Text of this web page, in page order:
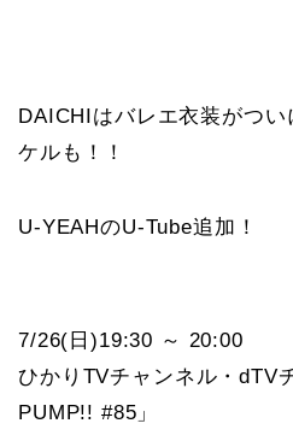
DAICHIはバレエ衣装がつ
ケルも！！
U-YEAHのU-Tube追加！
7/26(日)19:30 ～ 20:00
ひかりTVチャンネル・dTV
PUMP!! #85」